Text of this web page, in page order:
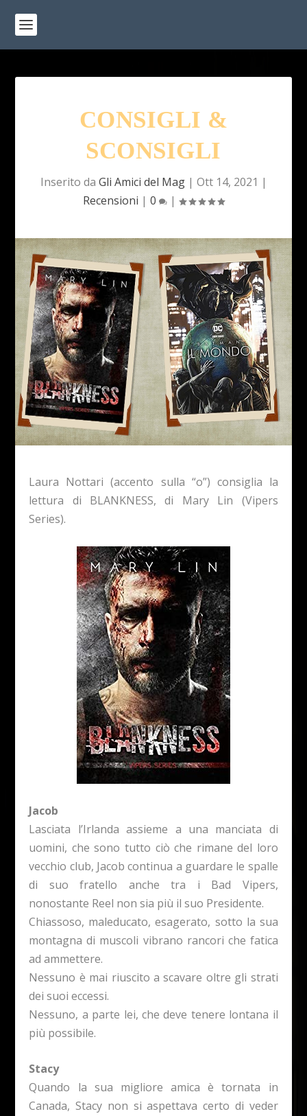
CONSIGLI &
SCONSIGLI
Inserito da Gli Amici del Mag| Ott 14, 2021 |
Recensioni | 0 |
Laura Nottari (accento sulla “o”) consiglia la
lettura di BLANKNESS, di Mary Lin (Vipers
Series).
Jacob
Lasciata l’Irlanda assieme a una manciata di
uomini, che sono tutto ciò che rimane del loro
vecchio club, Jacob continua a guardare le spalle
di suo fratello anche tra i Bad Vipers,
nonostante Reel non sia più il suo Presidente.
Chiassoso, maleducato, esagerato, sotto la sua
montagna di muscoli vibrano rancori che fatica
ad ammettere.
Nessuno è mai riuscito a scavare oltre gli strati
dei suoi eccessi.
Nessuno, a parte lei, che deve tenere lontana il
più possibile.
Stacy
Quando la sua migliore amica è tornata in
Canada, Stacy non si aspettava certo di veder